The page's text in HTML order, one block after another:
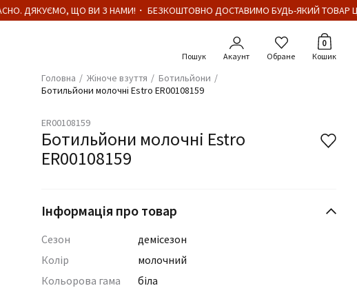
ДЯКУЄМО, ЩО ВИ З НАМИ!・ БЕЗКОШТОВНО ДОСТАВИМО БУДЬ-ЯКИЙ ТОВАР
Акаунт Обране
0
Кошик
Головна Жіноче взуття
Ботильйони
Ботильйони молочні Estro ER00108159
ER00108159
Ботильйони молочні Estro
ER00108159
Інформація про товар
Сезон
демісезон
Колір
молочний
Кольорова гама
біла